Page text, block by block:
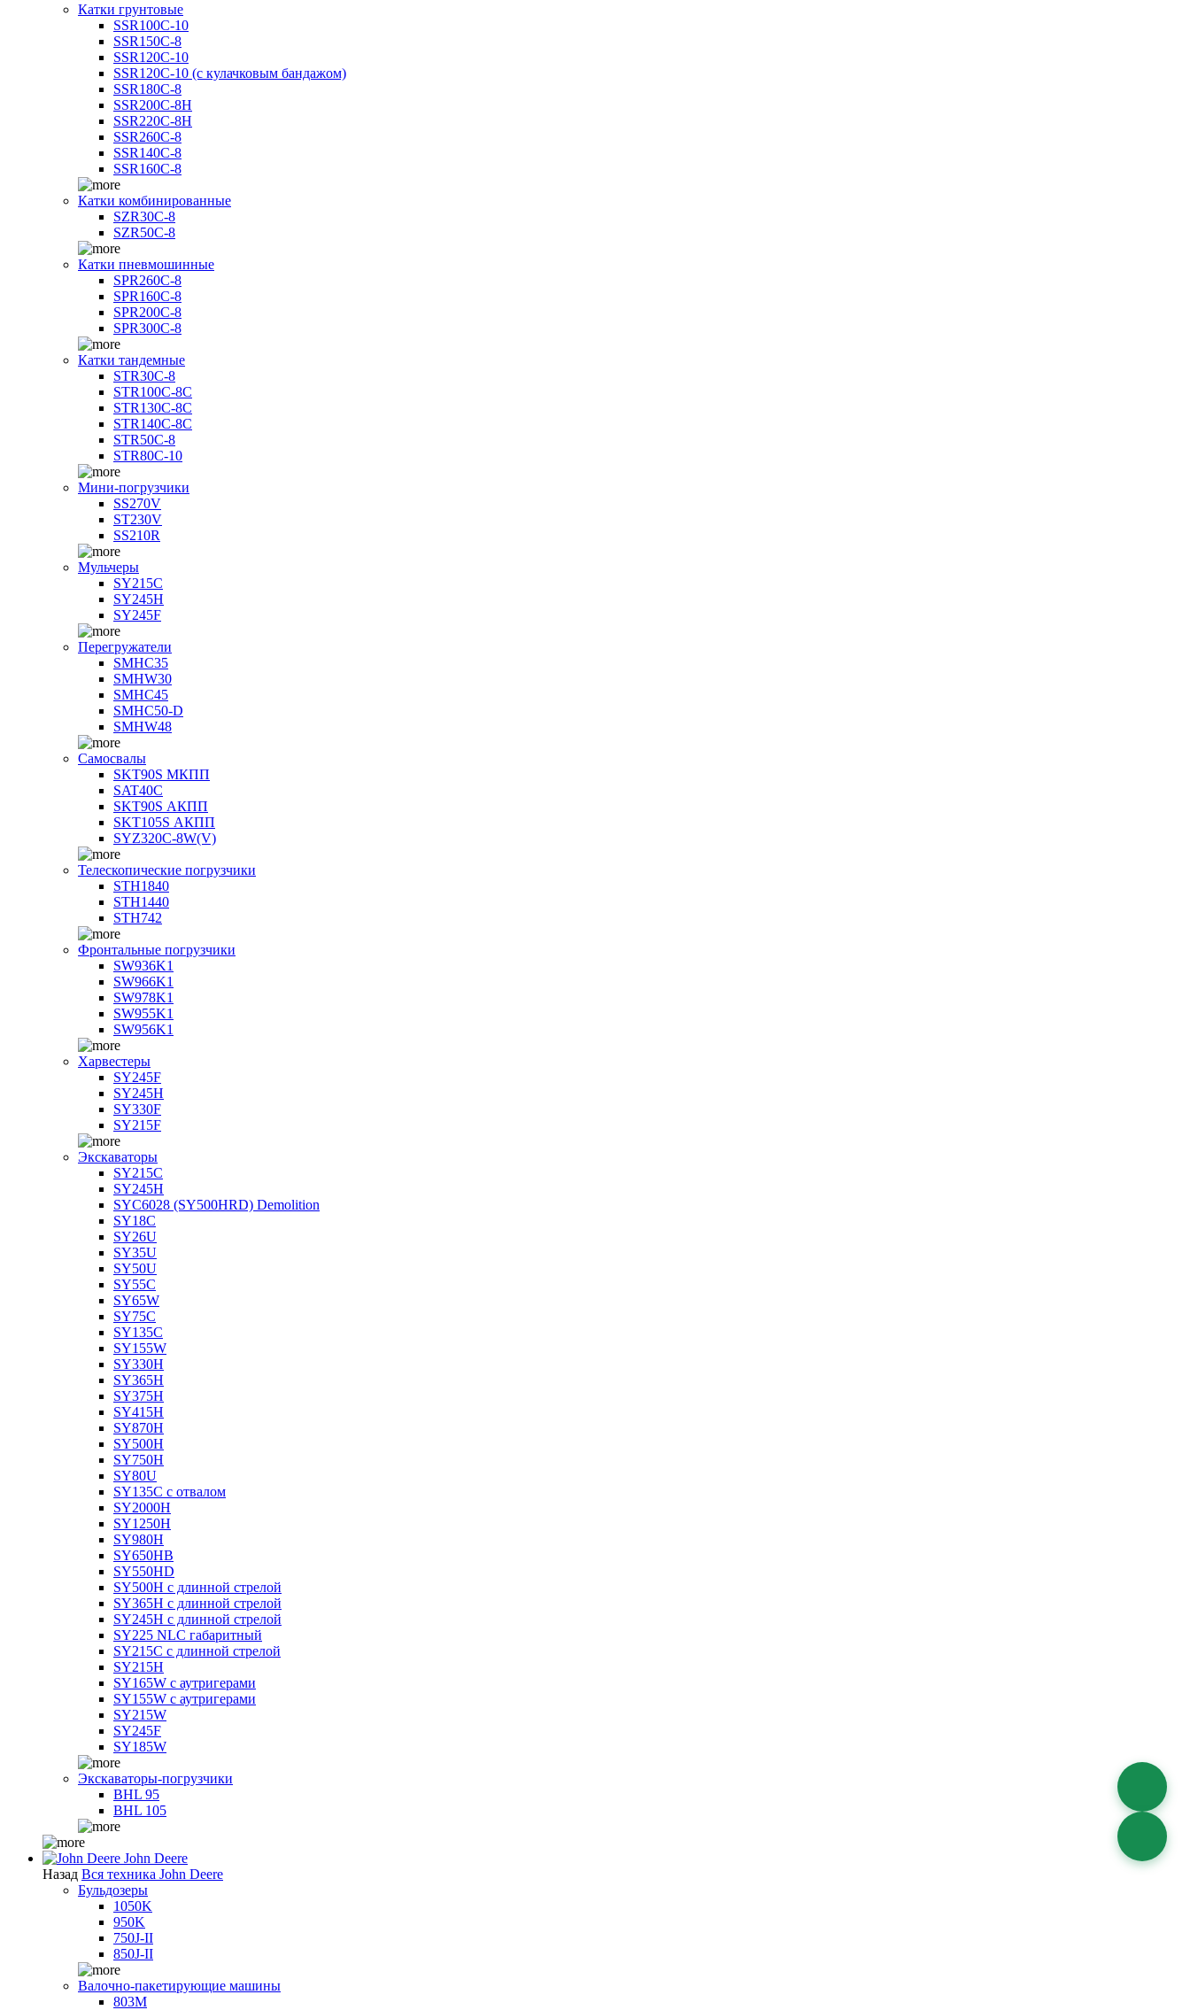
Катки грунтовые
SSR100C-10
SSR150C-8
SSR120C-10
SSR120C-10 (с кулачковым бандажом)
SSR180C-8
SSR200C-8H
SSR220C-8H
SSR260C-8
SSR140C-8
SSR160C-8
Катки комбинированные
SZR30C-8
SZR50C-8
Катки пневмошинные
SPR260C-8
SPR160C-8
SPR200C-8
SPR300C-8
Катки тандемные
STR30C-8
STR100C-8С
STR130C-8С
STR140C-8С
STR50C-8
STR80C-10
Мини-погрузчики
SS270V
ST230V
SS210R
Мульчеры
SY215C
SY245H
SY245F
Перегружатели
SMHC35
SMHW30
SMHC45
SMHC50-D
SMHW48
Самосвалы
SKT90S МКПП
SAT40C
SKT90S АКПП
SKT105S АКПП
SYZ320C-8W(V)
Телескопические погрузчики
STH1840
STH1440
STH742
Фронтальные погрузчики
SW936K1
SW966K1
SW978K1
SW955K1
SW956K1
Харвестеры
SY245F
SY245H
SY330F
SY215F
Экскаваторы
SY215C
SY245H
SYC6028 (SY500HRD) Demolition
SY18C
SY26U
SY35U
SY50U
SY55C
SY65W
SY75C
SY135C
SY155W
SY330H
SY365H
SY375H
SY415H
SY870H
SY500H
SY750H
SY80U
SY135C с отвалом
SY2000H
SY1250H
SY980H
SY650HB
SY550HD
SY500H с длинной стрелой
SY365H с длинной стрелой
SY245H с длинной стрелой
SY225 NLC габаритный
SY215C с длинной стрелой
SY215H
SY165W с аутригерами
SY155W с аутригерами
SY215W
SY245F
SY185W
Экскаваторы-погрузчики
BHL 95
BHL 105
John Deere
Назад Вся техника John Deere
Бульдозеры
1050K
950K
750J-II
850J-II
Валочно-пакетирующие машины
803M